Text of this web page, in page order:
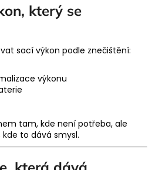
který se
sací výkon podle znečištění:
výkonu
tam, kde není potřeba, ale
to dává smysl.